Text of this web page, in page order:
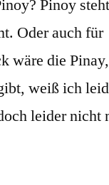
Pinoy
Oder auch für
wäre die
weiß ich
leider nicht